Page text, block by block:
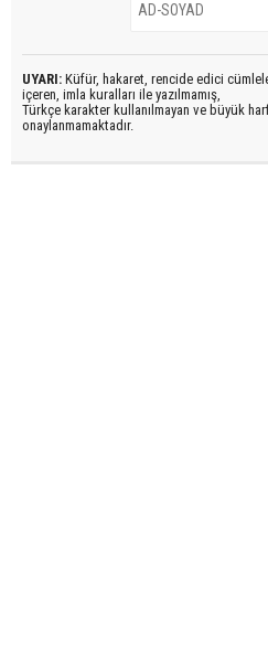
UYARI: Küfür, hakaret, rencide edici
içeren, imla kuralları ile yazılmamış,
Türkçe karakter kullanılmayan ve büyük
onaylanmamaktadır.